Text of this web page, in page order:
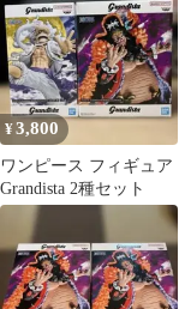
¥3,800
ワンピース フィギュア
Grandista 2種セット